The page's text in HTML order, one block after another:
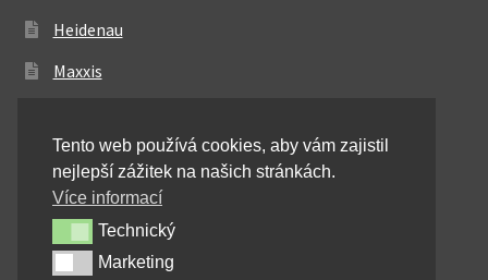
Heidenau
Maxxis
Michelin
Mitas
Pirelli
Tento web používá cookies, aby vám zajistil
nejlepší zážitek na našich stránkách.
Více informací
TechnickýTechnický
MarketingMarketing